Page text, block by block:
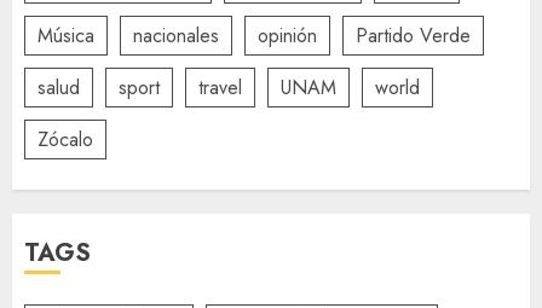
Música
nacionales opinión
Partido Verde
salud
sport travel UNAM
world
Zócalo
TAGS